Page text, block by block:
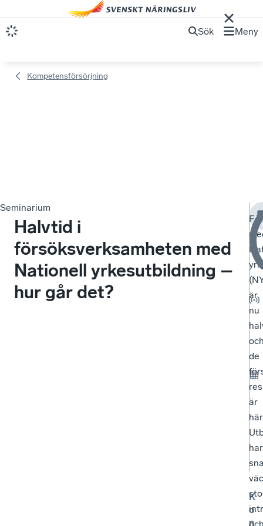
Sök Meny
Kompetensförsörjning
Seminarium
Halvtid i
försöksverksamheten med
Nationell yrkesutbildning –
hur går det?
K
o
n
är
nu
de
är
har